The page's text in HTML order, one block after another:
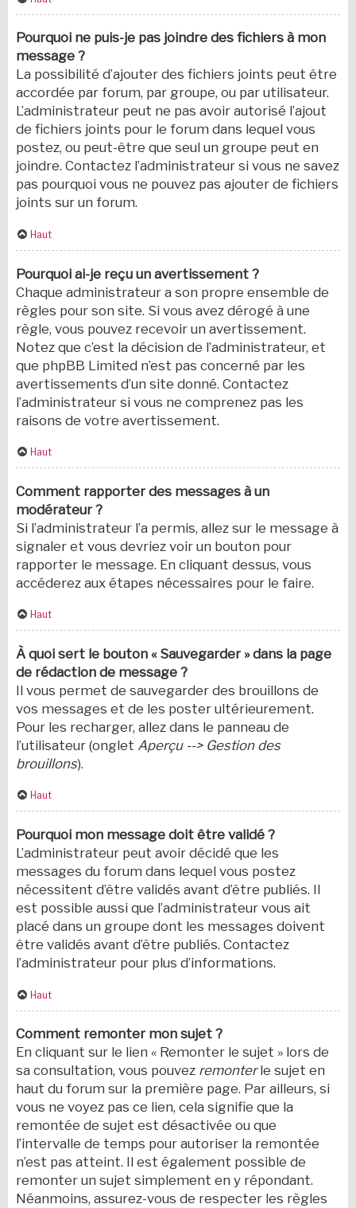
Pourquoi ne puis-je pas joindre des fichiers à mon
message ?
La possibilité d’ajouter des fichiers joints peut être
accordée par forum, par groupe, ou par utilisateur.
L’administrateur peut ne pas avoir autorisé l’ajout
de fichiers joints pour le forum dans lequel vous
postez, ou peut-être que seul un groupe peut en
joindre. Contactez l’administrateur si vous ne savez
pas pourquoi vous ne pouvez pas ajouter de fichiers
joints sur un forum.
Haut
Pourquoi ai-je reçu un avertissement ?
Chaque administrateur a son propre ensemble de
règles pour son site. Si vous avez dérogé à une
règle, vous pouvez recevoir un avertissement.
Notez que c’est la décision de l’administrateur, et
que phpBB Limited n’est pas concerné par les
avertissements d’un site donné. Contactez
l’administrateur si vous ne comprenez pas les
raisons de votre avertissement.
Haut
Comment rapporter des messages à un
modérateur ?
Si l’administrateur l’a permis, allez sur le message à
signaler et vous devriez voir un bouton pour
rapporter le message. En cliquant dessus, vous
accéderez aux étapes nécessaires pour le faire.
Haut
À quoi sert le bouton « Sauvegarder » dans la page
de rédaction de message ?
Il vous permet de sauvegarder des brouillons de
vos messages et de les poster ultérieurement.
Pour les recharger, allez dans le panneau de
l’utilisateur (onglet Aperçu --> Gestion des
brouillons).
Haut
Pourquoi mon message doit être validé ?
L’administrateur peut avoir décidé que les
messages du forum dans lequel vous postez
nécessitent d’être validés avant d’être publiés. Il
est possible aussi que l’administrateur vous ait
placé dans un groupe dont les messages doivent
être validés avant d’être publiés. Contactez
l’administrateur pour plus d’informations.
Haut
Comment remonter mon sujet ?
En cliquant sur le lien « Remonter le sujet » lors de
sa consultation, vous pouvez remonterle sujet en
haut du forum sur la première page. Par ailleurs, si
vous ne voyez pas ce lien, cela signifie que la
remontée de sujet est désactivée ou que
l’intervalle de temps pour autoriser la remontée
n’est pas atteint. Il est également possible de
remonter un sujet simplement en y répondant.
Néanmoins, assurez-vous de respecter les règles